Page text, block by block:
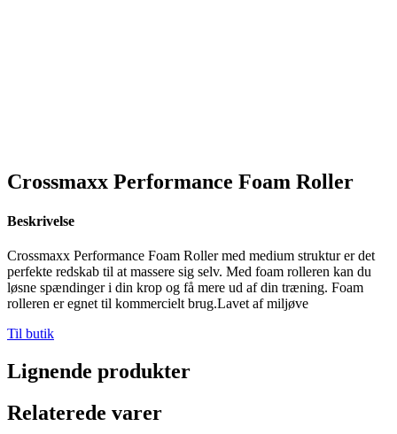
Crossmaxx Performance Foam Roller
Beskrivelse
Crossmaxx Performance Foam Roller med medium struktur er det
perfekte redskab til at massere sig selv. Med foam rolleren kan du
løsne spændinger i din krop og få mere ud af din træning. Foam
rolleren er egnet til kommercielt brug.Lavet af miljøve
Til butik
Lignende produkter
Relaterede varer